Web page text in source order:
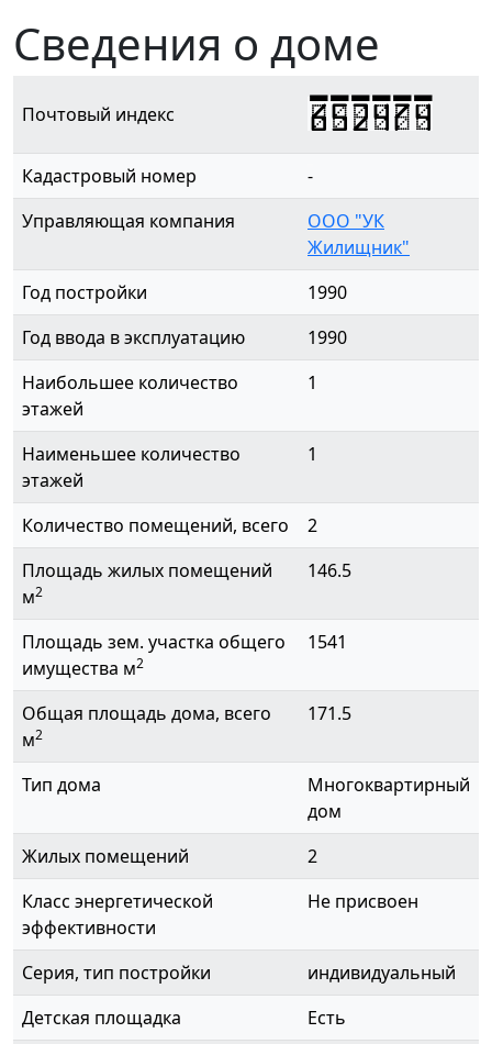
Сведения о доме
Почтовый индекс 652474
Кадастровый номер
-
Управляющая компания
ООО "УК
Жилищник"
Год постройки
1990
Год ввода в эксплуатацию
1990
Наибольшее количество
этажей
1
Наименьшее количество
этажей
1
Количество помещений, всего
2
Площадь жилых помещений
м2
146.5
Площадь зем. участка общего
имущества м2
1541
Общая площадь дома, всего
м2
171.5
Тип дома
Многоквартирный
дом
Жилых помещений
2
Класс энергетической
эффективности
Не присвоен
Серия, тип постройки
индивидуальный
Детская площадка
Есть